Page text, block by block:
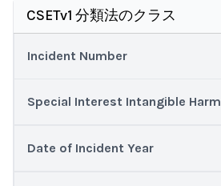
CSETv1 分類法のクラス
Incident Number
Special Interest Intangible Harm
Date of Incident Year